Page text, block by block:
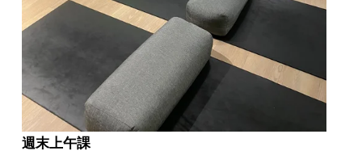
週末上午課